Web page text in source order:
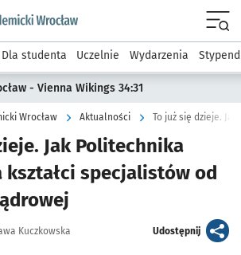
wroclaw.pl podserwis: Akademicki
Dla studenta Uczelnie Wydarzenia
- Vienna Wikings 34:31
Wrocław Aktualności
Jak Politechnika
kształci specjalistów od
Kuczkowska Udostępnijartykuł